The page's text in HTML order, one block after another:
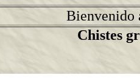
Bienvenido
Chistes